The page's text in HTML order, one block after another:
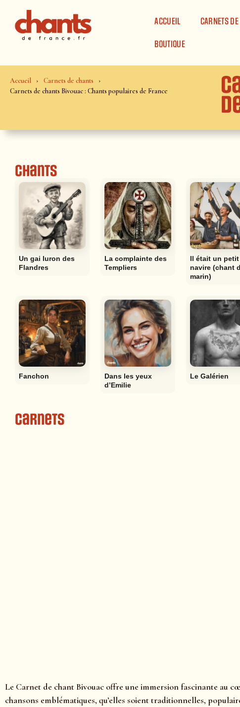
ACCUEIL
CARNETS
BOUTIQUE
Accueil
Carnets de chants
Carnets de chants Bivouac : Chants populaires de France
Chants
Un gai luron des
Flandres
La complainte des
Templiers
Il était un petit
navire (chant
marin)
Fanchon
Dans les yeux
d’Emilie
Le Galérien
Carnets
Le Carnet de chant Bivouac offre une immersion fascinante au
chansons emblématiques, qu’elles soient traditionnelles,